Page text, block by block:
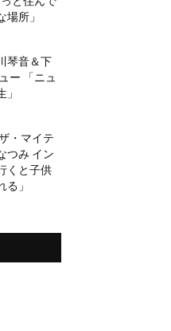
所」
琴音＆下
ー 「ニュ
・マイテ
つみ イン
くと子供
」